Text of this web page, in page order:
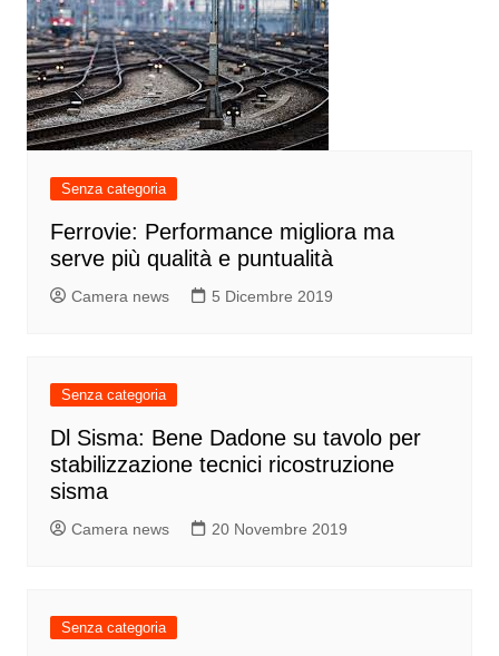
Senza categoria
Ferrovie: Performance migliora ma
serve più qualità e puntualità
Camera news 5 Dicembre 2019
Senza categoria
Dl Sisma: Bene Dadone su tavolo per
stabilizzazione tecnici ricostruzione
sisma
Camera news 20 Novembre 2019
Senza categoria